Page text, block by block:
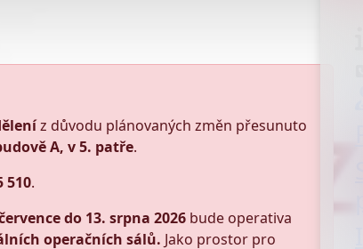
z důvodu plánovaných změn přesunuto
A, v 5. patře.
510.
do 13. srpna 2026 bude operativa
operačních sálů. Jako prostor pro